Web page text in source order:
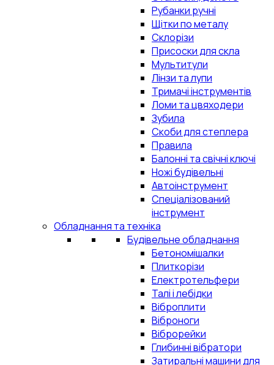
Рубанки ручні
Щітки по металу
Склорізи
Присоски для скла
Мультитули
Лінзи та лупи
Тримачі інструментів
Ломи та цвяходери
Зубила
Скоби для степлера
Правила
Балонні та свічні ключі
Ножі будівельні
Автоінструмент
Спеціалізований
інструмент
Обладнання та техніка
Будівельне обладнання
Бетономішалки
Плиткорізи
Електротельфери
Талі і лебідки
Віброплити
Віброноги
Віброрейки
Глибинні вібратори
Затиральні машини для